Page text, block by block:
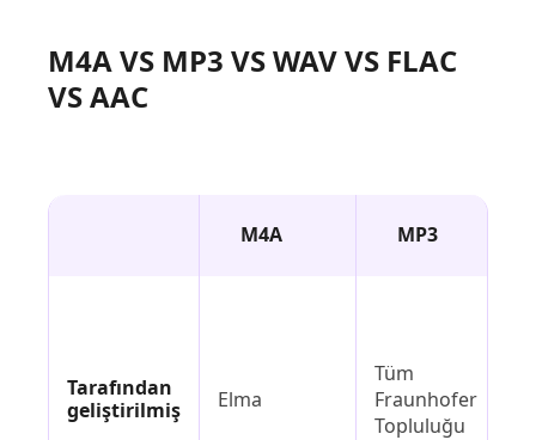
M4A VS MP3 VS WAV VS FLAC
VS AAC
M4A MP3
Tarafından
geliştirilmiş
Elma
Tüm
Fraunhofer
Topluluğu